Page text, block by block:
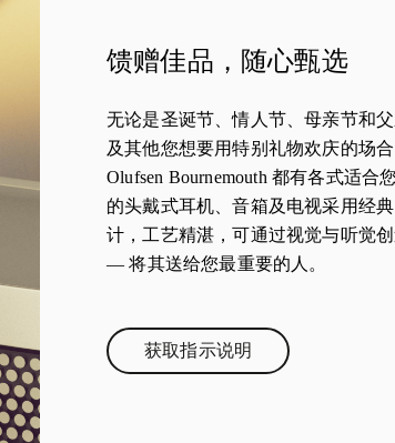
馈赠佳品，随心甄选
无论是圣诞节、情人节、母亲节和
及其他您想要用特别礼物欢庆的场
Olufsen Bournemouth 都有各式适合
的头戴式耳机、音箱及电视采用经
计，工艺精湛，可通过视觉与听觉
— 将其送给您最重要的人。
获取指示说明Link Opens in New Tab